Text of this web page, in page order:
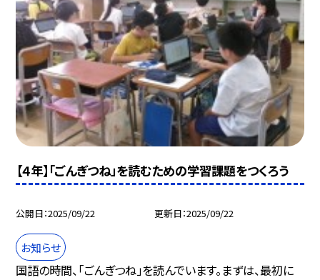
【４年】「ごんぎつね」を読むための学習課題をつくろう
公開日 2025/09/22 更新日 2025/09/22
お知らせ
国語の時間、「ごんぎつね」を読んでいます。まずは、最初に